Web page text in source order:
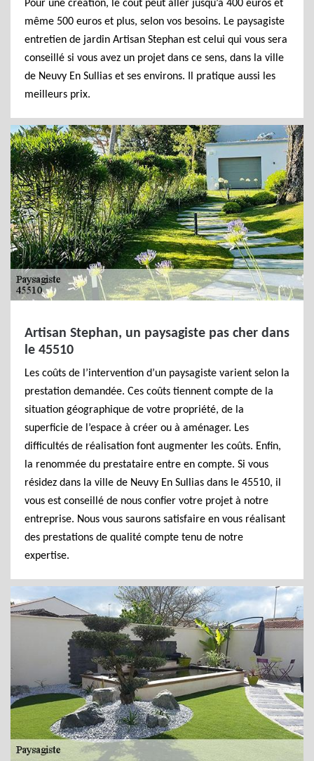
Pour une création, le coût peut aller jusqu’à 400 euros et
même 500 euros et plus, selon vos besoins. Le paysagiste
entretien de jardin Artisan Stephan est celui qui vous sera
conseillé si vous avez un projet dans ce sens, dans la ville
de Neuvy En Sullias et ses environs. Il pratique aussi les
meilleurs prix.
Artisan Stephan, un paysagiste pas cher dans
le 45510
Les coûts de l’intervention d’un paysagiste varient selon la
prestation demandée. Ces coûts tiennent compte de la
situation géographique de votre propriété, de la
superficie de l’espace à créer ou à aménager. Les
difficultés de réalisation font augmenter les coûts. Enfin,
la renommée du prestataire entre en compte. Si vous
résidez dans la ville de Neuvy En Sullias dans le 45510, il
vous est conseillé de nous confier votre projet à notre
entreprise. Nous vous saurons satisfaire en vous réalisant
des prestations de qualité compte tenu de notre
expertise.